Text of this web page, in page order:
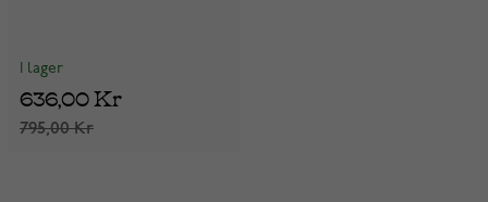
I lager
795,00 Kr
636,00 Kr